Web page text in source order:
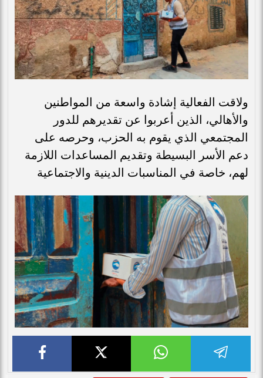
ولاقت الفعالية إشادة واسعة من المواطنين
والأهالي، الذين أعربوا عن تقديرهم للدور
المجتمعي الذي يقوم به الحزب، وحرصه على
دعم الأسر البسيطة وتقديم المساعدات اللازمة
لهم، خاصة في المناسبات الدينية والاجتماعية